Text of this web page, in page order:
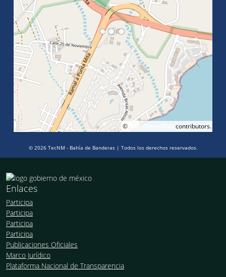
© OpenStreetMap contributors.
© 2026 TecNM - Bahía de Banderas | Todos los derechos reservados.
Enlaces
Participa
Participa
Participa
Participa
Publicaciones Oficiales
Marco Jurídico
Plataforma Nacional de Transparencia